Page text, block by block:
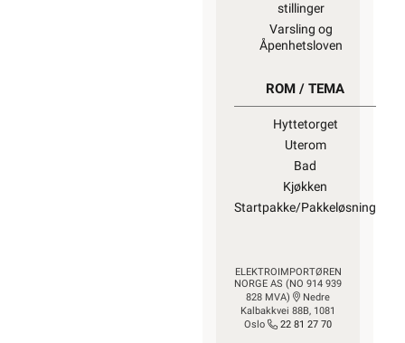
stillinger
Varsling og
Åpenhetsloven
ROM / TEMA
Hyttetorget
Uterom
Bad
Kjøkken
Startpakke/Pakkeløsning
ELEKTROIMPORTØREN
NORGE AS (NO 914 939
828 MVA)
Nedre
Kalbakkvei 88B, 1081
Oslo
22 81 27 70